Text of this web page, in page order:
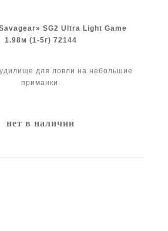
SG2 Ultra Light Game
1.98м (1-5г) 72144
для ловли на небольшие
приманки.
нет в наличии